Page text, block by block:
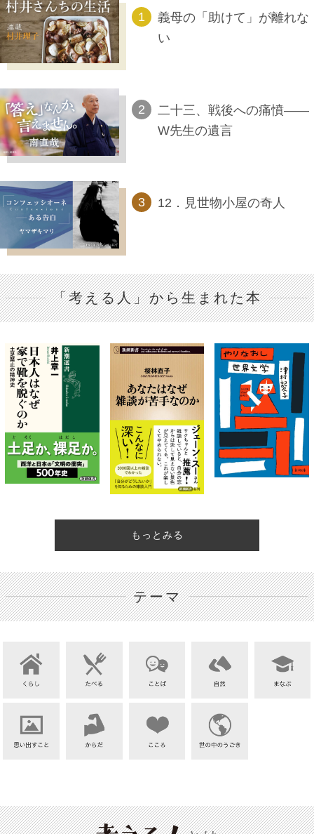
義母の「助けて」が離れな
い
二十三、戦後への痛憤――
W先生の遺言
12．見世物小屋の奇人
「考える人」から生まれた本
もっとみる
テーマ